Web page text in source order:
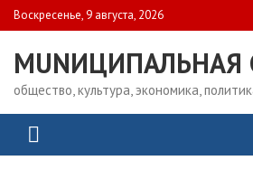
Skip
to
Воскресенье, 9 августа, 2026
MUNИЦИПАЛЬНАЯ
общество, культура, экономика,